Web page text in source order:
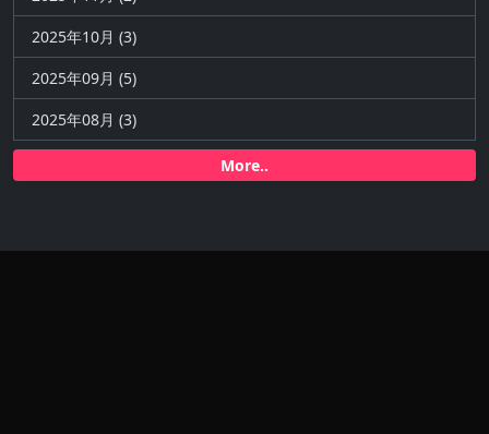
2025年10月 (3)
2025年09月 (5)
2025年08月 (3)
More..